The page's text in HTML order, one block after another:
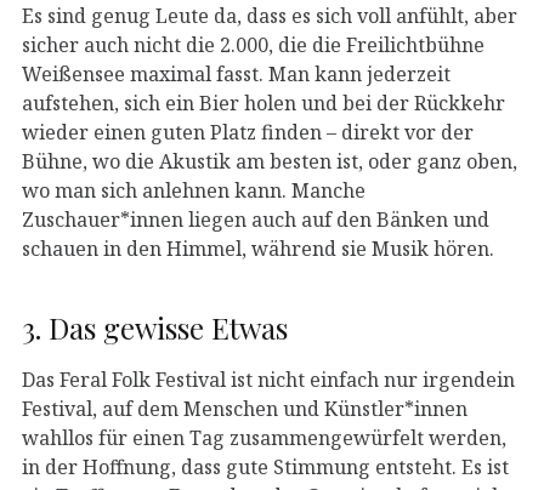
Es sind genug Leute da, dass es sich voll anfühlt, aber
sicher auch nicht die 2.000, die die Freilichtbühne
Weißensee maximal fasst. Man kann jederzeit
aufstehen, sich ein Bier holen und bei der Rückkehr
wieder einen guten Platz finden – direkt vor der
Bühne, wo die Akustik am besten ist, oder ganz oben,
wo man sich anlehnen kann. Manche
Zuschauer*innen liegen auch auf den Bänken und
schauen in den Himmel, während sie Musik hören.
3. Das gewisse Etwas
Das Feral Folk Festival ist nicht einfach nur irgendein
Festival, auf dem Menschen und Künstler*innen
wahllos für einen Tag zusammengewürfelt werden,
in der Hoffnung, dass gute Stimmung entsteht. Es ist